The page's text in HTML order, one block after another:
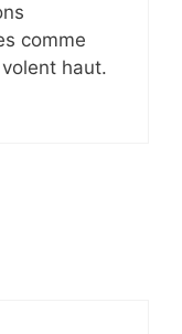
comme
haut.